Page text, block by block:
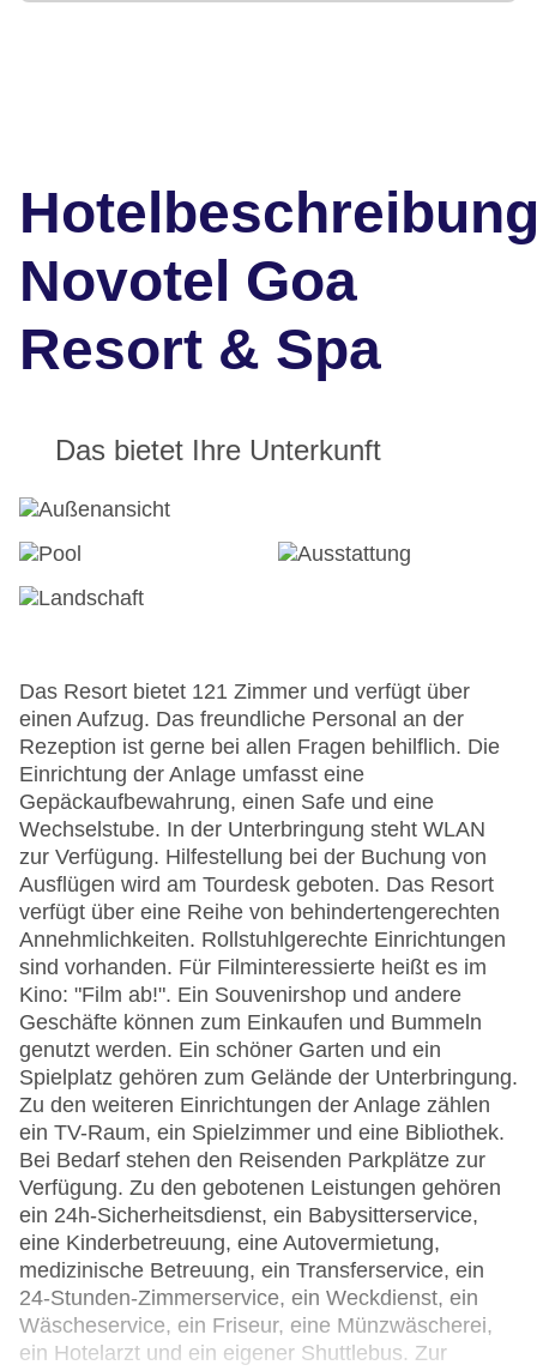
Novotel Goa
Resort & Spa
Das bietet Ihre Unterkunft
Das Resort bietet 121 Zimmer und verfügt über
einen Aufzug. Das freundliche Personal an der
Rezeption ist gerne bei allen Fragen behilflich. Die
Einrichtung der Anlage umfasst eine
Gepäckaufbewahrung, einen Safe und eine
Wechselstube. In der Unterbringung steht WLAN
zur Verfügung. Hilfestellung bei der Buchung von
Ausflügen wird am Tourdesk geboten. Das Resort
verfügt über eine Reihe von behindertengerechten
Annehmlichkeiten. Rollstuhlgerechte Einrichtungen
sind vorhanden. Für Filminteressierte heißt es im
Kino: "Film ab!". Ein Souvenirshop und andere
Geschäfte können zum Einkaufen und Bummeln
genutzt werden. Ein schöner Garten und ein
Spielplatz gehören zum Gelände der Unterbringung.
Zu den weiteren Einrichtungen der Anlage zählen
ein TV-Raum, ein Spielzimmer und eine Bibliothek.
Bei Bedarf stehen den Reisenden Parkplätze zur
Verfügung. Zu den gebotenen Leistungen gehören
ein 24h-Sicherheitsdienst, ein Babysitterservice,
eine Kinderbetreuung, eine Autovermietung,
medizinische Betreuung, ein Transferservice, ein
24-Stunden-Zimmerservice, ein Weckdienst, ein
Wäscheservice, ein Friseur, eine Münzwäscherei,
ein Hotelarzt und ein eigener Shuttlebus. Zur